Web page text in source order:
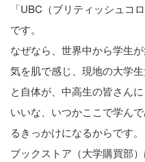
「UBC（ブリティッシュコ
です。
なぜなら、世界中から学生
気を肌で感じ、現地の大学
と自体が、中高生の皆さん
いいな、いつかここで学ん
るきっかけになるからです。
ブックストア（大学購買部